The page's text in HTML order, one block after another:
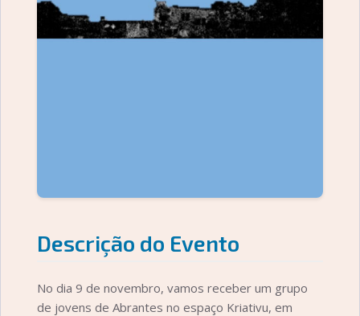
Descrição do Evento
No dia 9 de novembro, vamos receber um grupo
de jovens de Abrantes no espaço Kriativu, em